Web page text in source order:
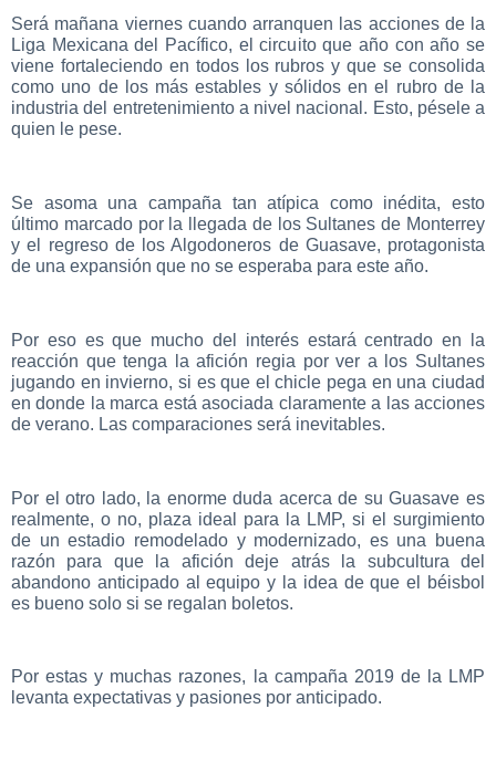
Será mañana viernes cuando arranquen las acciones de la
Liga Mexicana del Pacífico, el circuito que año con año se
viene fortaleciendo en todos los rubros y que se consolida
como uno de los más estables y sólidos en el rubro de la
industria del entretenimiento a nivel nacional. Esto, pésele a
quien le pese.
Se asoma una campaña tan atípica como inédita, esto
último marcado por la llegada de los Sultanes de Monterrey
y el regreso de los Algodoneros de Guasave, protagonista
de una expansión que no se esperaba para este año.
Por eso es que mucho del interés estará centrado en la
reacción que tenga la afición regia por ver a los Sultanes
jugando en invierno, si es que el chicle pega en una ciudad
en donde la marca está asociada claramente a las acciones
de verano. Las comparaciones será inevitables.
Por el otro lado, la enorme duda acerca de su Guasave es
realmente, o no, plaza ideal para la LMP, si el surgimiento
de un estadio remodelado y modernizado, es una buena
razón para que la afición deje atrás la subcultura del
abandono anticipado al equipo y la idea de que el béisbol
es bueno solo si se regalan boletos.
Por estas y muchas razones, la campaña 2019 de la LMP
levanta expectativas y pasiones por anticipado.